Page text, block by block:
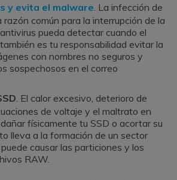
y evita el malware . La infección de
común para la interrupción de la
pueda detectar cuando el
es tu responsabilidad evitar la
con nombres no seguros y
sospechosos en el correo
. El calor excesivo, deterioro de
de voltaje y el maltrato en
físicamente tu SSD o acortar su
lleva a la formación de un sector
causar las particiones y los
RAW.